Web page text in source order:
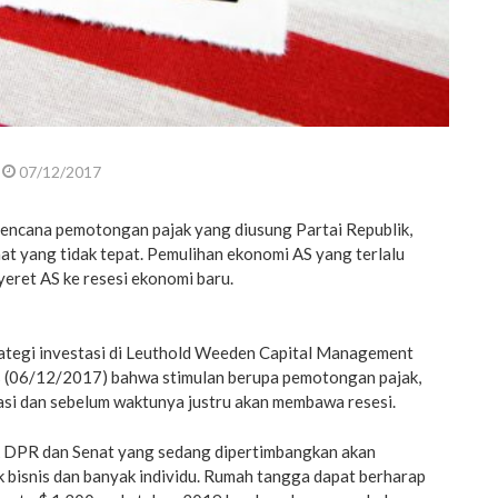
07/12/2017
pemotongan pajak yang diusung Partai Republik,
yang tidak tepat. Pemulihan ekonomi AS yang terlalu
AS ke resesi ekonomi baru.
investasi di Leuthold Weeden Capital Management
(06/12/2017) bahwa stimulan berupa pemotongan pajak,
dan sebelum waktunya justru akan membawa resesi.
dan Senat yang sedang dipertimbangkan akan
bisnis dan banyak individu. Rumah tangga dapat berharap